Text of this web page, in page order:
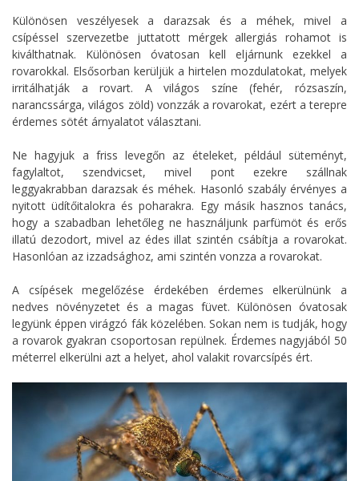
Különösen veszélyesek a darazsak és a méhek, mivel a
csípéssel szervezetbe juttatott mérgek allergiás rohamot is
kiválthatnak. Különösen óvatosan kell eljárnunk ezekkel a
rovarokkal. Elsősorban kerüljük a hirtelen mozdulatokat, melyek
irritálhatják a rovart. A világos színe (fehér, rózsaszín,
narancssárga, világos zöld) vonzzák a rovarokat, ezért a terepre
érdemes sötét árnyalatot választani.
Ne hagyjuk a friss levegőn az ételeket, például süteményt,
fagylaltot, szendvicset, mivel pont ezekre szállnak
leggyakrabban darazsak és méhek. Hasonló szabály érvényes a
nyitott üdítőitalokra és poharakra. Egy másik hasznos tanács,
hogy a szabadban lehetőleg ne használjunk parfümöt és erős
illatú dezodort, mivel az édes illat szintén csábítja a rovarokat.
Hasonlóan az izzadsághoz, ami szintén vonzza a rovarokat.
A csípések megelőzése érdekében érdemes elkerülnünk a
nedves növényzetet és a magas füvet. Különösen óvatosak
legyünk éppen virágzó fák közelében. Sokan nem is tudják, hogy
a rovarok gyakran csoportosan repülnek. Érdemes nagyjából 50
méterrel elkerülni azt a helyet, ahol valakit rovarcsípés ért.